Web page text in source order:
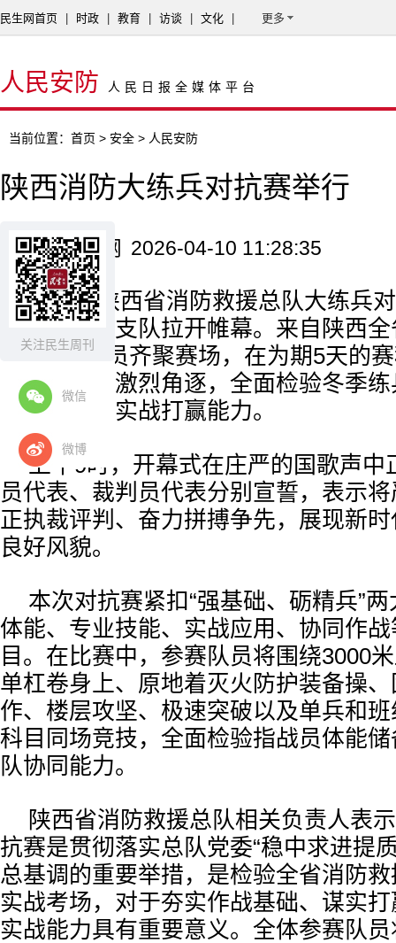
关注民生周刊
微信
微博
民生网首页 时政 教育 访谈 文化 更多
人民安防 人民日报全媒体平台
当前位置： 首页 > 安全 > 人民安防
陕西消防大练兵对抗赛举行
来源：民生网 2026-04-10 11:28:35
近日，陕西省消防救援总队大练兵
和战勤保障支队拉开帷幕。来自陕西
660名指战员齐聚赛场，在为期5天的
赛科目展开激烈角逐，全面检验冬季
血性胆气与实战打赢能力。
上午9时，开幕式在庄严的国歌声中
员代表、裁判员代表分别宣誓，表示
正执裁评判、奋力拼搏争先，展现新
良好风貌。
本次对抗赛紧扣“强基础、砺精兵”
体能、专业技能、实战应用、协同作
目。在比赛中，参赛队员将围绕3000
单杠卷身上、原地着灭火防护装备操
作、楼层攻坚、极速突破以及单兵和
科目同场竞技，全面检验指战员体能
队协同能力。
陕西省消防救援总队相关负责人表
抗赛是贯彻落实总队党委“稳中求进提
总基调的重要举措，是检验全省消防
实战考场，对于夯实作战基础、谋实
实战能力具有重要意义。全体参赛队